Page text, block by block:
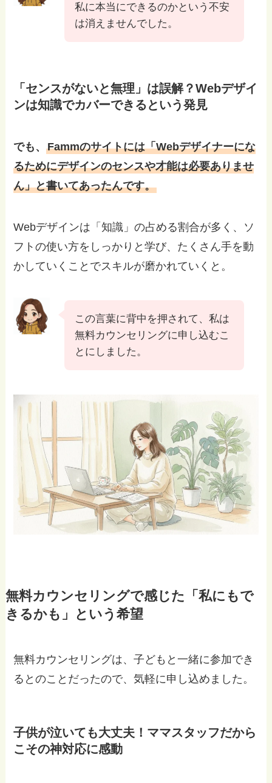
私に本当にできるのかという不安
は消えませんでした。
「センスがないと無理」は誤解？Webデザイ
ンは知識でカバーできるという発見
でも、Fammのサイトには「Webデザイナーにな
るためにデザインのセンスや才能は必要ありませ
ん」と書いてあったんです。
Webデザインは「知識」の占める割合が多く、ソ
フトの使い方をしっかりと学び、たくさん手を動
かしていくことでスキルが磨かれていくと。
この言葉に背中を押されて、私は
無料カウンセリングに申し込むこ
とにしました。
無料カウンセリングで感じた「私にもで
きるかも」という希望
無料カウンセリングは、子どもと一緒に参加でき
るとのことだったので、気軽に申し込めました。
子供が泣いても大丈夫！ママスタッフだから
こその神対応に感動